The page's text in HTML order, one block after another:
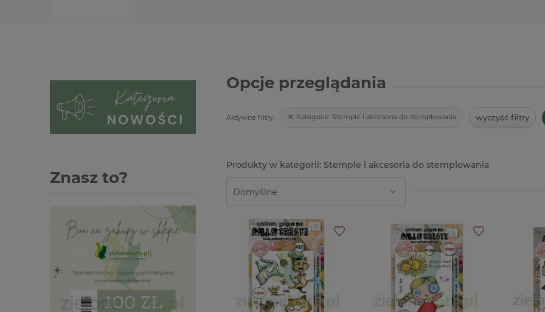
Znasz to?
-39%
Opcje przeglądania
Aktywne filtry: Kategorie: Stemple i akcesoria do stemplowania wyczyść filtry
Stemple i akcesoria do stemplowania